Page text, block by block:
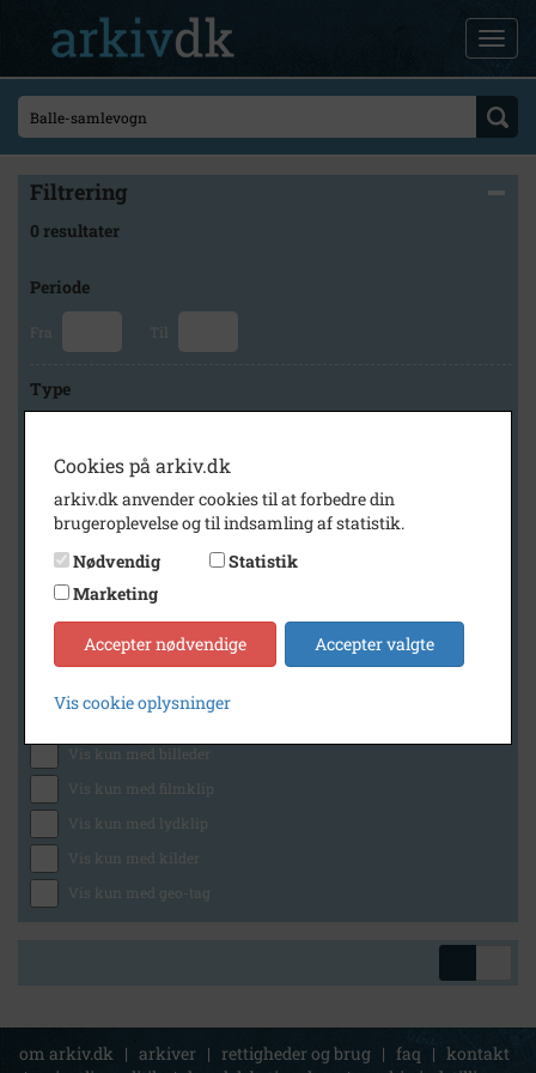
Filtrering
0 resultater
Periode
Fra Til
Type
Arkiv
Faxe Kommunes Arkiver
Generelt
Vis kun med billeder
Vis kun med filmklip
Vis kun med lydklip
Vis kun med kilder
Vis kun med geo-tag
om arkiv.dk | arkiver | rettigheder og brug | faq | kontakt
Cookies på arkiv.dk
arkiv.dk anvender cookies til at forbedre din
brugeroplevelse og til indsamling af statistik.
Nødvendig
Statistik
Marketing
Accepter nødvendige Accepter valgte
Vis cookie oplysninger